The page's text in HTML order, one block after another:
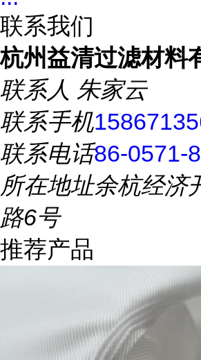
联系我们
杭州益清过滤材料
联系人 朱家云
联系手机
联系电话86-0571-
所在地址余杭经济
路6号
推荐产品